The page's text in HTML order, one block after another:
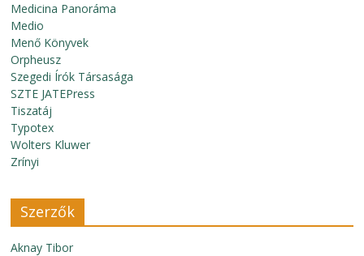
Medicina Panoráma
Medio
Menő Könyvek
Orpheusz
Szegedi Írók Társasága
SZTE JATEPress
Tiszatáj
Typotex
Wolters Kluwer
Zrínyi
Szerzők
Aknay Tibor